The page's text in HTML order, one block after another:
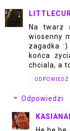
Na twarz
wiosenny
zagadka
końca
chciala, a
ODPOWIEDZ
Odpowiedzi